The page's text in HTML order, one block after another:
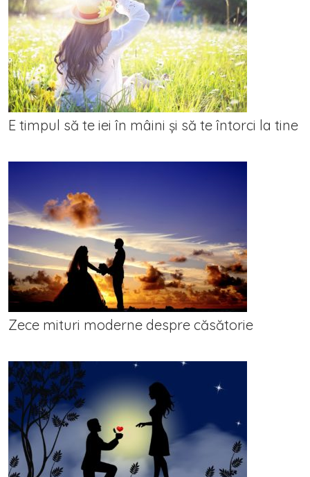
E timpul să te iei în mâini și să te întorci la tine
Zece mituri moderne despre căsătorie